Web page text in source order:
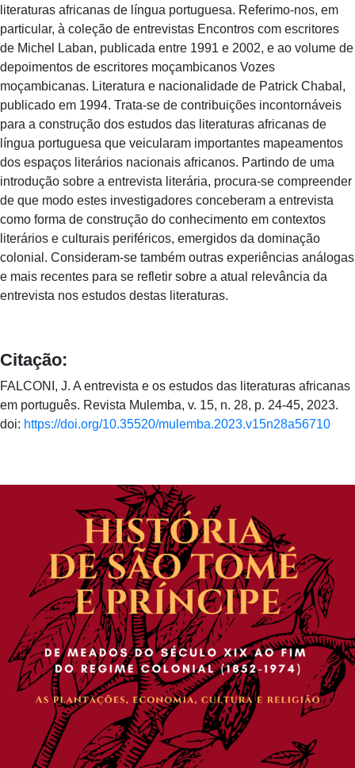
literaturas africanas de língua portuguesa. Referimo-nos, em
particular, à coleção de entrevistas Encontros com escritores
de Michel Laban, publicada entre 1991 e 2002, e ao volume de
depoimentos de escritores moçambicanos Vozes
moçambicanas. Literatura e nacionalidade de Patrick Chabal,
publicado em 1994. Trata-se de contribuições incontornáveis
para a construção dos estudos das literaturas africanas de
língua portuguesa que veicularam importantes mapeamentos
dos espaços literários nacionais africanos. Partindo de uma
introdução sobre a entrevista literária, procura-se compreender
de que modo estes investigadores conceberam a entrevista
como forma de construção do conhecimento em contextos
literários e culturais periféricos, emergidos da dominação
colonial. Consideram-se também outras experiências análogas
e mais recentes para se refletir sobre a atual relevância da
entrevista nos estudos destas literaturas.
Citação:
FALCONI, J. A entrevista e os estudos das literaturas africanas
em português. Revista Mulemba, v. 15, n. 28, p. 24-45, 2023.
doi: https://doi.org/10.35520/mulemba.2023.v15n28a56710